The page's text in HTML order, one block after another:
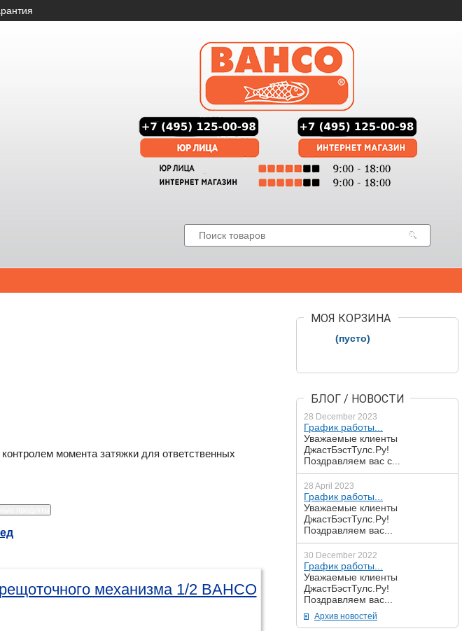
момента затяжки для ответственных
механизма 1/2 BAHCO
МОЯ КОРЗИНА
(пусто)
БЛОГ / НОВОСТИ
28 December 2023
График работы...
Уважаемые клиенты
ДжастБэстТулс.Ру!
Поздравляем вас с...
28 April 2023
График работы...
Уважаемые клиенты
ДжастБэстТулс.Ру!
Поздравляем вас...
30 December 2022
График работы...
Уважаемые клиенты
ДжастБэстТулс.Ру!
Поздравляем вас...
Архив новостей